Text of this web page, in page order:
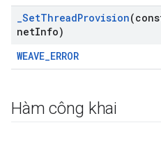
_SetThreadProvision
netInfo)
WEAVE_ERROR
Hàm công khai